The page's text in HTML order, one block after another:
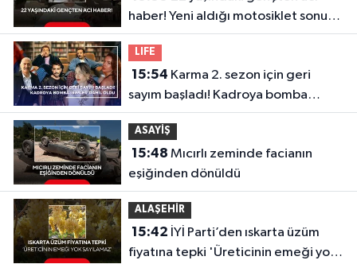
haber! Yeni aldığı motosiklet sonu
oldu
LIFE
15:54
sayım başladı! Kadroya bomba
isimler dahil oldu
ASAYİŞ
15:48
eşiğinden dönüldü
ALAŞEHİR
15:42
fiyatına tepki 'Üreticinin emeği yok